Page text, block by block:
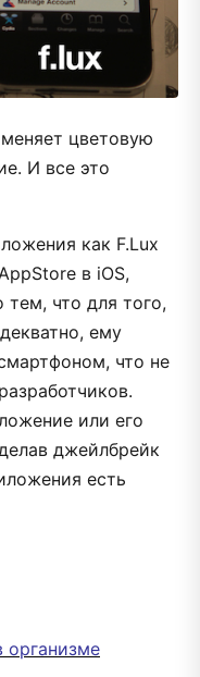
цветовую
И все это
как F.Lux
в iOS,
тем, что для того,
ему
что не
или его
джейлбрейк
есть
организме